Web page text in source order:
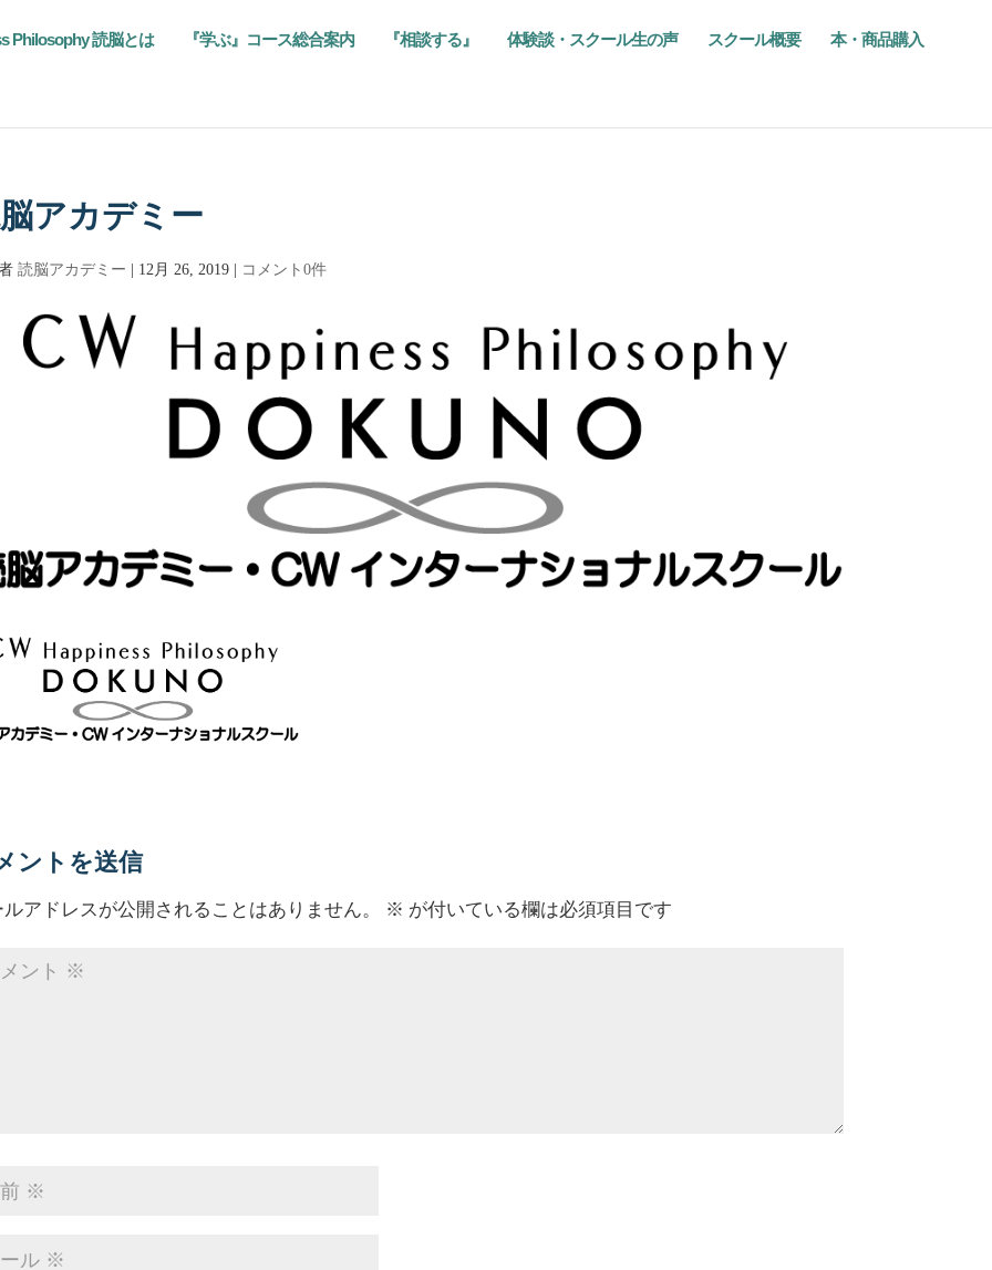
Philosophy 読脳とは 『学ぶ』コース総合案内 『相談する』 体験談・スクール生の声 スクール概要 本・商品購入
アカデミー
読脳アカデミー 12月 26, 2019| コメント0件
ントを送信
アドレスが公開されることはありません。 ※ が付いている欄は必須項目です